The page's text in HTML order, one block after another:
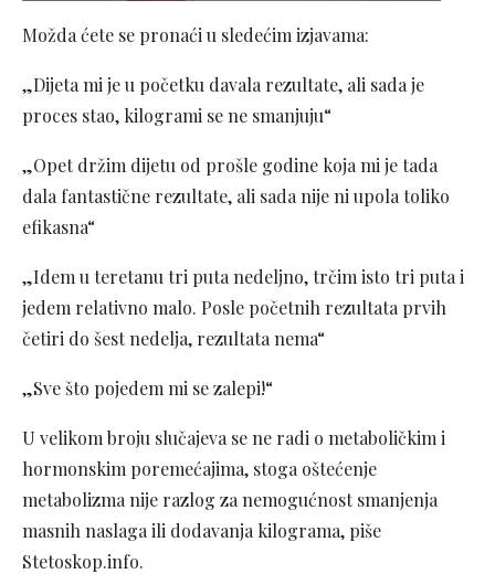
Možda ćete se pronaći u sledećim izjavama:
„Dijeta mi je u početku davala rezultate, ali sada je
proces stao, kilogrami se ne smanjuju“
„Opet držim dijetu od prošle godine koja mi je tada
dala fantastične rezultate, ali sada nije ni upola toliko
efikasna“
„Idem u teretanu tri puta nedeljno, trčim isto tri puta i
jedem relativno malo. Posle početnih rezultata prvih
četiri do šest nedelja, rezultata nema“
„Sve što pojedem mi se zalepi!“
U velikom broju slučajeva se ne radi o metaboličkim i
hormonskim poremećajima, stoga oštećenje
metabolizma nije razlog za nemogućnost smanjenja
masnih naslaga ili dodavanja kilograma, piše
Stetoskop.info.